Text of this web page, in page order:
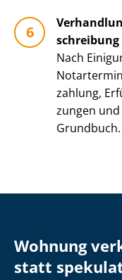
schrei­bung
Nach
zah­lung,
zun­gen
Grundbuch.
Wohnung
statt